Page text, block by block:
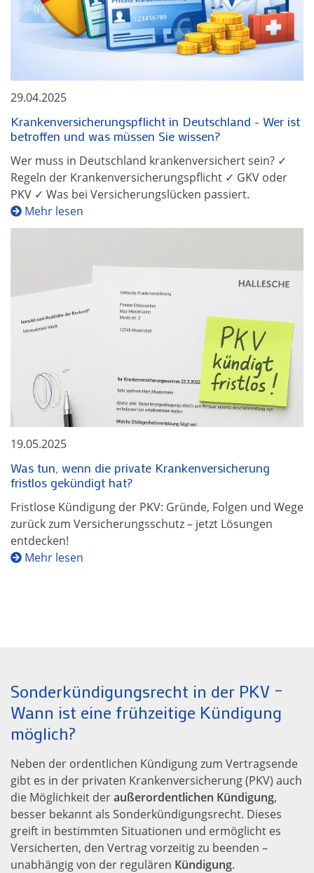
29.04.2025
Krankenversicherungspflicht in Deutschland - Wer ist
betroffen und was müssen Sie wissen?
Wer muss in Deutschland krankenversichert sein? ✓
Regeln der Krankenversicherungspflicht ✓ GKV oder
PKV ✓ Was bei Versicherungslücken passiert.
Mehr lesen
19.05.2025
Was tun, wenn die private Krankenversicherung
fristlos gekündigt hat?
Fristlose Kündigung der PKV: Gründe, Folgen und Wege
zurück zum Versicherungsschutz – jetzt Lösungen
entdecken!
Mehr lesen
Sonderkündigungsrecht in der PKV –
Wann ist eine frühzeitige Kündigung
möglich?
Neben der ordentlichen Kündigung zum Vertragsende
gibt es in der privaten Krankenversicherung (PKV) auch
die Möglichkeit deraußerordentlichen Kündigung,
besser bekannt als Sonderkündigungsrecht. Dieses
greift in bestimmten Situationen und ermöglicht es
Versicherten, den Vertrag vorzeitig zu beenden –
unabhängig von der regulären Kündigung.